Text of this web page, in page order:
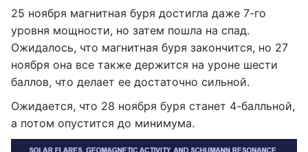
25 ноября магнитная буря достигла даже 7-го
уровня мощности, но затем пошла на спад.
Ожидалось, что магнитная буря закончится, но 27
ноября она все также держится на уроне шести
баллов, что делает ее достаточно сильной.
Ожидается, что 28 ноября буря станет 4-балльной,
а потом опустится до минимума.